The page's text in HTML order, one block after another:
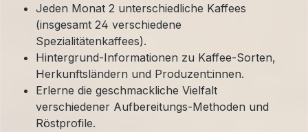
Jeden Monat 2 unterschiedliche Kaffees
(insgesamt 24 verschiedene
Spezialitätenkaffees).
Hintergrund-Informationen zu Kaffee-Sorten,
Herkunftsländern und Produzent:innen.
Erlerne die geschmackliche Vielfalt
verschiedener Aufbereitungs-Methoden und
Röstprofile.